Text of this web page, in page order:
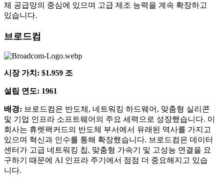
체 공급망의 중심에 있으며 고급 제조 능력을 계속 확장하고
있습니다.
브로드컴
시장 가치: $1.959 조
설립 연도: 1961
배경: 브로드컴은 반도체, 네트워킹 하드웨어, 맞춤형 실리콘
및 기업 인프라 소프트웨어의 주요 세력으로 성장했습니다. 이
회사는 휴렛팩커드의 반도체 부서에서 유래된 역사를 가지고
있으며 혁신과 인수를 통해 확장했습니다. 브로드컴은 데이터
센터가 고급 네트워킹 칩, 맞춤형 가속기 및 고성능 연결을 요
구하기 때문에 AI 인프라 주기에서 점점 더 중요해지고 있습
니다.